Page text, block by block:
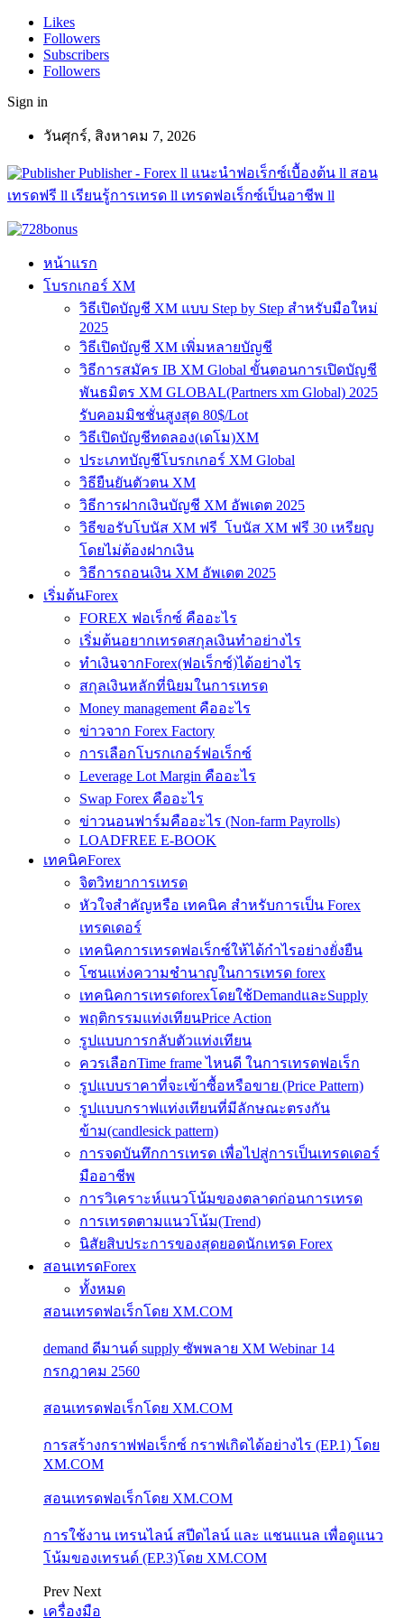
Likes
Followers
Subscribers
Followers
Sign in
วันศุกร์, สิงหาคม 7, 2026
Publisher - Forex ll แนะนำฟอเร็กซ์เบื้องต้น ll สอน
เทรดฟรี ll เรียนรู้การเทรด ll เทรดฟอเร็กซ์เป็นอาชีพ ll
หน้าแรก
โบรกเกอร์ XM
วิธีเปิดบัญชี XM แบบ Step by Step สำหรับมือใหม่
2025
วิธีเปิดบัญชี XM เพิ่มหลายบัญชี
วิธีการสมัคร IB XM Global ขั้นตอนการเปิดบัญชี
พันธมิตร XM GLOBAL(Partners xm Global) 2025
รับคอมมิชชั่นสูงสุด 80$/Lot
วิธีเปิดบัญชีทดลอง(เดโม)XM
ประเภทบัญชีโบรกเกอร์ XM Global
วิธียืนยันตัวตน XM
วิธีการฝากเงินบัญชี XM อัพเดต 2025
วิธีขอรับโบนัส XM ฟรี โบนัส XM ฟรี 30 เหรียญ
โดยไม่ต้องฝากเงิน
วิธีการถอนเงิน XM อัพเดต 2025
เริ่มต้นForex
FOREX ฟอเร็กซ์ คืออะไร
เริ่มต้นอยากเทรดสกุลเงินทำอย่างไร
ทำเงินจากForex(ฟอเร็กซ์)ได้อย่างไร
สกุลเงินหลักที่นิยมในการเทรด
Money management คืออะไร
ข่าวจาก Forex Factory
การเลือกโบรกเกอร์ฟอเร็กซ์
Leverage Lot Margin คืออะไร
Swap Forex คืออะไร
ข่าวนอนฟาร์มคืออะไร (Non-farm Payrolls)
LOADFREE E-BOOK
เทคนิคForex
จิตวิทยาการเทรด
หัวใจสำคัญหรือ เทคนิค สำหรับการเป็น Forex
เทรดเดอร์
เทคนิคการเทรดฟอเร็กซ์ให้ได้กำไรอย่างยั่งยืน
โซนแห่งความชำนาญในการเทรด forex
เทคนิคการเทรดforexโดยใช้DemandและSupply
พฤติกรรมแท่งเทียนPrice Action
รูปแบบการกลับตัวแท่งเทียน
ควรเลือกTime frame ไหนดี ในการเทรดฟอเร็ก
รูปแบบราคาที่จะเข้าซื้อหรือขาย (Price Pattern)
รูปแบบกราฟแท่งเทียนที่มีลักษณะตรงกัน
ข้าม(candlesick pattern)
การจดบันทึกการเทรด เพื่อไปสู่การเป็นเทรดเดอร์
มืออาชีพ
การวิเคราะห์แนวโน้มของตลาดก่อนการเทรด
การเทรดตามแนวโน้ม(Trend)
นิสัยสิบประการของสุดยอดนักเทรด Forex
สอนเทรดForex
ทั้งหมด
สอนเทรดฟอเร็กโดย XM.COM
demand ดีมานด์ supply ซัพพลาย XM Webinar 14
กรกฎาคม 2560
สอนเทรดฟอเร็กโดย XM.COM
การสร้างกราฟฟอเร็กซ์ กราฟเกิดได้อย่างไร (EP.1) โดย
XM.COM
สอนเทรดฟอเร็กโดย XM.COM
การใช้งาน เทรนไลน์ สปีดไลน์ และ แชนแนล เพื่อดูแนว
โน้มของเทรนด์ (EP.3)โดย XM.COM
Prev Next
เครื่องมือ